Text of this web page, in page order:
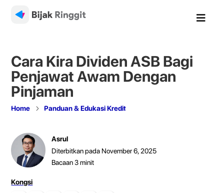

Cara Kira Dividen ASB Bagi
Penjawat Awam Dengan
Pinjaman
Home 5 Panduan & Edukasi Kredit
Asrul
Diterbitkan pada November 6, 2025
Bacaan3minit
Kongsi